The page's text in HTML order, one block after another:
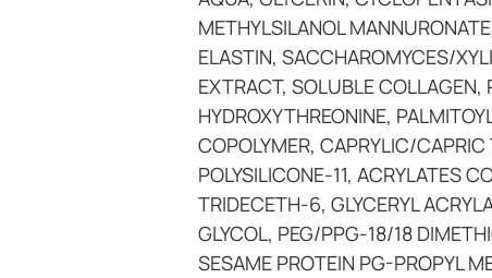
METHYLSILANOL
ELASTIN, SACCHAROMYCES/
EXTRACT, SOLUBLE
HYDROXYTHREONINE,
COPOLYMER, CAPRYLIC/CAPRIC
POLYSILICONE-11, ACRYLATES
TRIDECETH-6, GLYCERYL
GLYCOL, PEG/PPG-18/18
SESAME PROTEIN PG-PROPYL